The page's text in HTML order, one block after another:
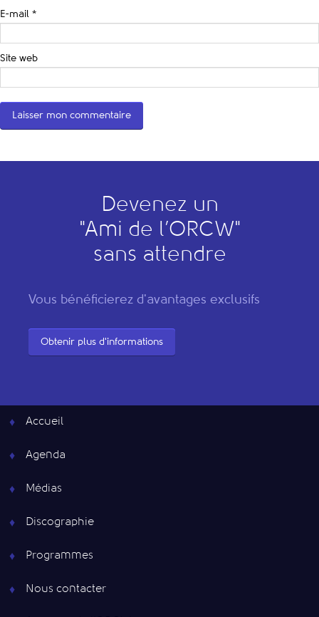
E-mail *
Site web
Devenez un
"Ami de l’ORCW"
sans attendre
Vous bénéficierez d'avantages exclusifs
Obtenir plus d'informations
Accueil
Agenda
Médias
Discographie
Programmes
Nous contacter